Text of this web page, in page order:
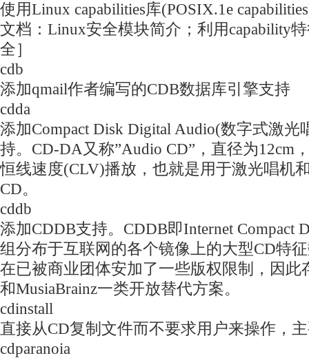
使用Linux capabilities库(POSIX.1e
文档：Linux安全模块简介；利用capability
全］
cdb
添加qmail作者编写的CDB数据库引擎支持
cdda
添加Compact Disk Digital Audio(数字式激
持。CD-DA又称”Audio CD”，直径为12cm
恒线速度(CLV)播放，也就是用于激光唱机
CD。
cddb
添加CDDB支持。CDDB即Internet Compact
组分布于互联网的各个镜像上的大型CD特
在已被商业团体安加了一些版权限制，因此
和MusiaBrainz一类开放替代方案。
cdinstall
直接从CD复制文件而不要求用户来操作，
cdparanoia